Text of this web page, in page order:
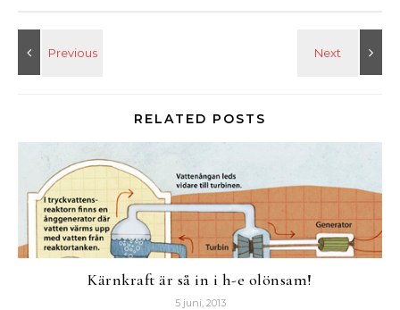
RELATED POSTS
Kärnkraft är så in i h-e olönsam!
5 juni, 2013